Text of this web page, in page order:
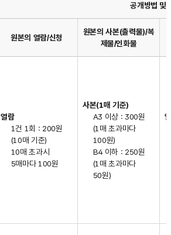
공개방법 및
원본의 열람/신청
원본의 사본(출력물)/복
제물/인화물
열람
1건 1회 : 200원
(10매 기준)
10매 초과시
5매마다 100원
사본(1매 기준)
A3 이상 : 300원
(1매 초과마다
100원)
B4 이하 : 250원
(1매 초과마다
50원)